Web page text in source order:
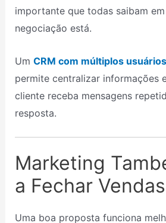
importante que todas saibam
negociação está.
Um CRM com múltiplos
permite centralizar informações
cliente receba mensagens
resposta.
Marketing
a Fechar Vendas
Uma boa proposta funciona